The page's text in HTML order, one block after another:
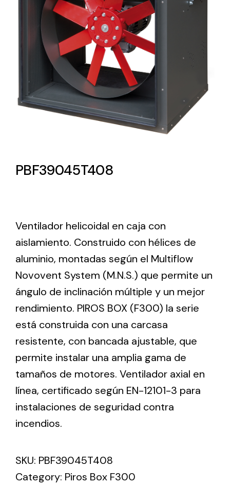
Lighting and Electrical
Equipment
Complete solutions in lighting and electrical
material for each project and need
Amplia gama de ventiladores y equipos de
Ventilation
The incorporation of Novovent into the group
meant a greater offer of ventilation products for
different uses
Iluminación Solar
Variedad de soluciones solares para todo tipo
de necesidades.
PBF39045T408
Ventilador helicoidal en caja con
aislamiento. Construido con hélices de
aluminio, montadas según el Multiflow
Novovent System (M.N.S.) que permite un
ángulo de inclinación múltiple y un mejor
rendimiento. PIROS BOX (F300) la serie
está construida con una carcasa
resistente, con bancada ajustable, que
permite instalar una amplia gama de
tamaños de motores. Ventilador axial en
línea, certificado según EN-12101-3 para
instalaciones de seguridad contra
incendios.
SKU: PBF39045T408
Category: Piros Box F300